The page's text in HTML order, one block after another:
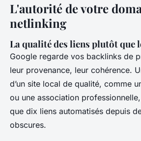
L'autorité de votre
netlinking
La qualité des liens plutôt que
Google regarde vos backlinks de
leur provenance, leur cohérence.
d’un site local de qualité, comme
ou une association
que dix liens automatisés depuis
obscures.